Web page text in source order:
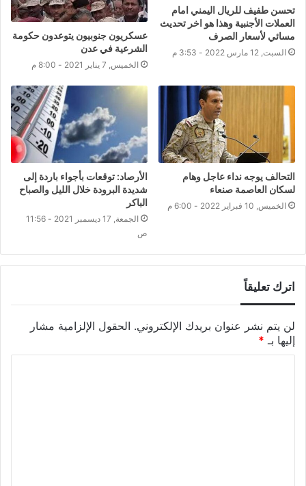
تحسن طفيف للريال اليمني امام
العملات الأجنبية وهذا هو اخر تحديث
مسائي لأسعار الصرف
السبت, 12 مارس 2022 - 3:53 م
عسكريون جنوبيون يتوعدون حكومة
الشرعية في عدن
الخميس, 7 يناير 2021 - 8:00 م
التحالف يوجه نداء عاجل وهام
لسكان العاصمة صنعاء
الخميس, 10 فبراير 2022 - 6:00 م
الأرصاد: توقعات بأجواء باردة إلى
شديدة البرودة خلال الليل والصباح
الباكر
الجمعة, 17 ديسمبر 2021 - 11:56
ص
اترك تعليقاً
لن يتم نشر عنوان بريدك الإلكتروني. الحقول الإلزامية مشار
إليها بـ *